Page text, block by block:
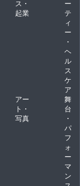
ス・
起業
ー
テ
ィ
ー
・
ヘ
ル
ス
ケ
ア
アー
ト・
写真
舞
台
・
パ
フ
ォ
ー
マ
ン